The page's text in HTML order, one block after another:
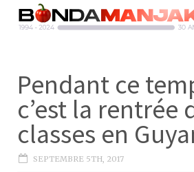
Pendant ce
c’est la rentrée
classes en
SEPTEMBRE 5TH, 2017